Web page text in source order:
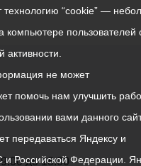
до 18.00
технологию “cookie” —
пользователей
активности.
не может
помочь нам улучшить
вами данного
передаваться Яндексу и
и Российской Федерации.